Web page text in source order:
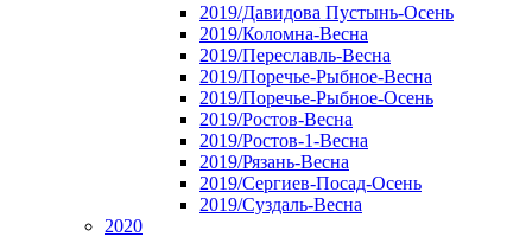
2019/Давидова Пустынь-Осень
2019/Коломна-Весна
2019/Переславль-Весна
2019/Поречье-Рыбное-Весна
2019/Поречье-Рыбное-Осень
2019/Ростов-Весна
2019/Ростов-1-Весна
2019/Рязань-Весна
2019/Сергиев-Посад-Осень
2019/Суздаль-Весна
2020